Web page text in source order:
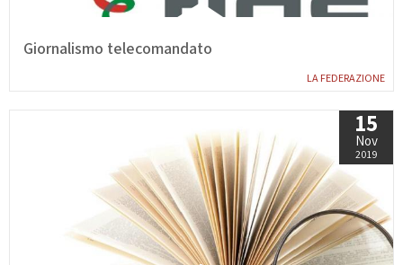
Albo Soci
Calendario Gare Media
LA FEDERAZIONE
Giornalismo telecomandato
15
Nov
2019